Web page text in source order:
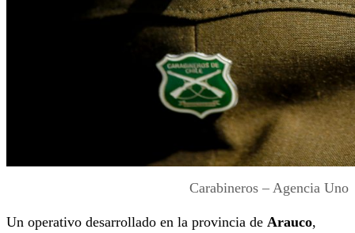
Carabineros – Agencia Uno
Un operativo desarrollado en la provincia de Arauco,